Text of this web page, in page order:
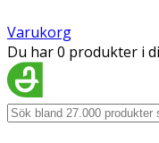
Varukorg
Du har 0 produkter i